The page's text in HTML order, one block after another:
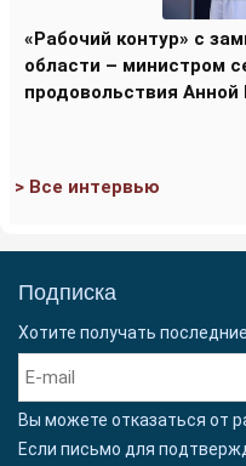
«Рабочий контур» с
области – министром
продовольствия Анной
> Все интервью
Подписка
Хотите получать
Вы можете отказаться от
Если письмо для